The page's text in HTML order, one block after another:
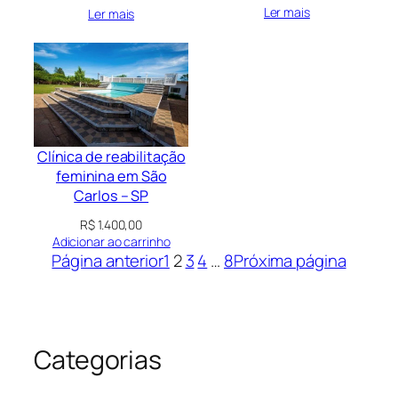
Ler mais Ler mais
Clínica de reabilitação
feminina em São
Carlos – SP
R$1.400,00
Adicionar ao carrinho
Página anterior1 2 34 … 8Próxima página
Categorias